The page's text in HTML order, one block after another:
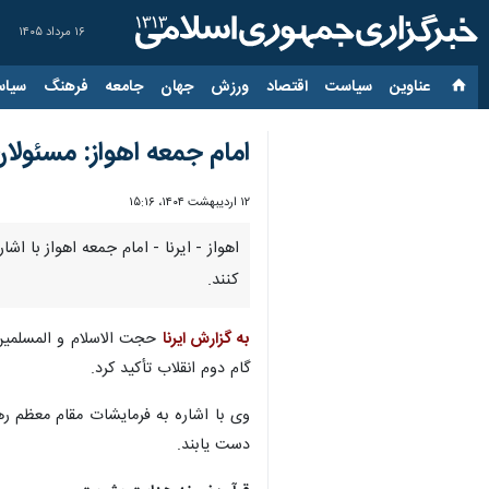
۱۶ مرداد ۱۴۰۵
عناوین‌ سیاست اقتصاد ورزش جهان جامعه فرهنگ
امام جمعه اهواز:
۱۲ اردیبهشت ۱۴۰۴، ۱۵:۱۶